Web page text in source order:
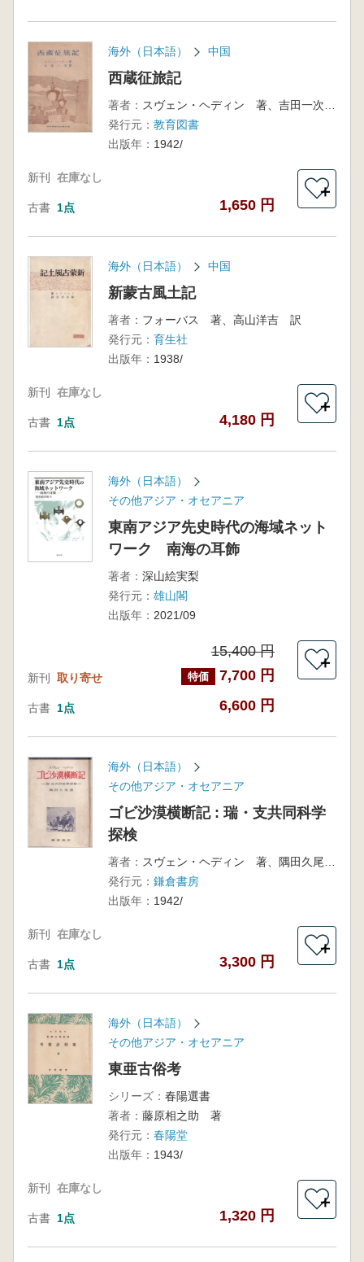
海外（日本語） 中国
西蔵征旅記
著者：
発行元： 教育図書
出版年： 1942/
新刊 在庫なし
古書 1点 1,650 円
＋
海外（日本語） 中国
新蒙古風土記
著者： フォーバス 著、高山洋吉 訳
発行元： 育生社
出版年： 1938/
新刊 在庫なし
古書 1点 4,180 円
＋
海外（日本語）
その他アジア・オセアニア
東南アジア先史時代の海域ネット
ワーク 南海の耳飾
著者： 深山絵実梨
発行元： 雄山閣
出版年： 2021/09
新刊 取り寄せ
15,400 円
特価 7,700 円
古書 1点 6,600 円
＋
海外（日本語）
その他アジア・オセアニア
ゴビ沙漠横断記 : 瑞・支共同科学
探検
著者：
発行元： 鎌倉書房
出版年： 1942/
新刊 在庫なし
古書 1点 3,300 円
＋
海外（日本語）
その他アジア・オセアニア
東亜古俗考
シリーズ： 春陽選書
著者： 藤原相之助 著
発行元： 春陽堂
出版年： 1943/
新刊 在庫なし
古書 1点 1,320 円
＋